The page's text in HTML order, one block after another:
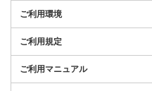
ご利用環境
ご利用規定
ご利用マニュアル